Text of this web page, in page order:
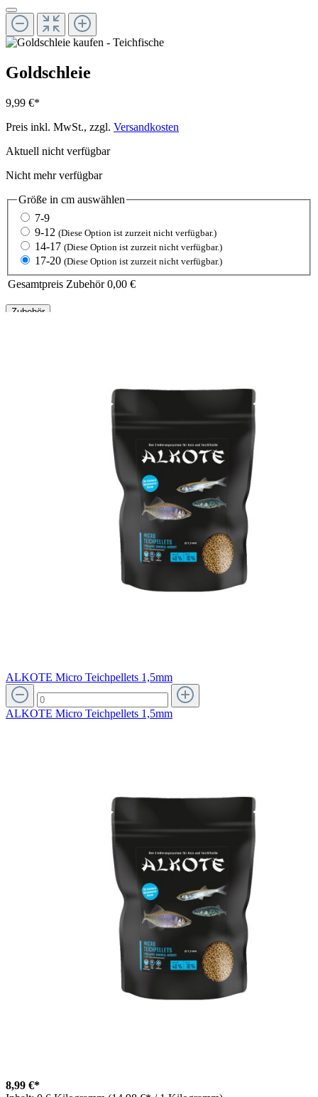
Goldschleie
9,99 €*
Preis inkl. MwSt., zzgl. Versandkosten
Aktuell nicht verfügbar
Nicht mehr verfügbar
Größe in cm auswählen
7-9
9-12 (Diese Option ist zurzeit nicht verfügbar.)
14-17 (Diese Option ist zurzeit nicht verfügbar.)
17-20 (Diese Option ist zurzeit nicht verfügbar.)
Gesamtpreis Zubehör 0,00 €
Zubehör
ALKOTE Micro Teichpellets 1,5mm
ALKOTE Micro Teichpellets 1,5mm
8,99 €*